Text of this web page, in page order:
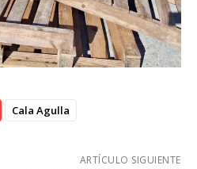
Cala Agulla
ARTÍCULO SIGUIENTE